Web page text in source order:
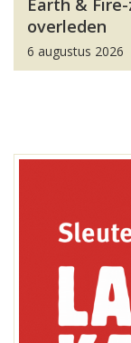
Earth &
overleden
6 augustus 2026